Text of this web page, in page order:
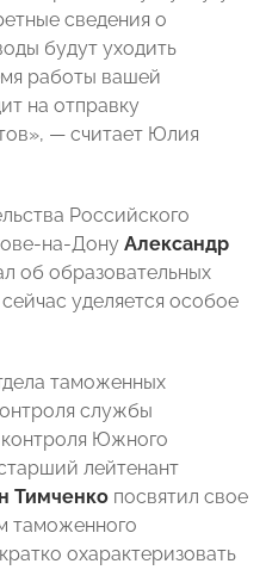
сведения о
будут уходить
работы вашей
на отправку
— считает Юлия
Российского
на-Дону Александр
об образовательных
уделяется особое
таможенных
службы
Южного
лейтенант
Тимченко посвятил свое
таможенного
охарактеризовать